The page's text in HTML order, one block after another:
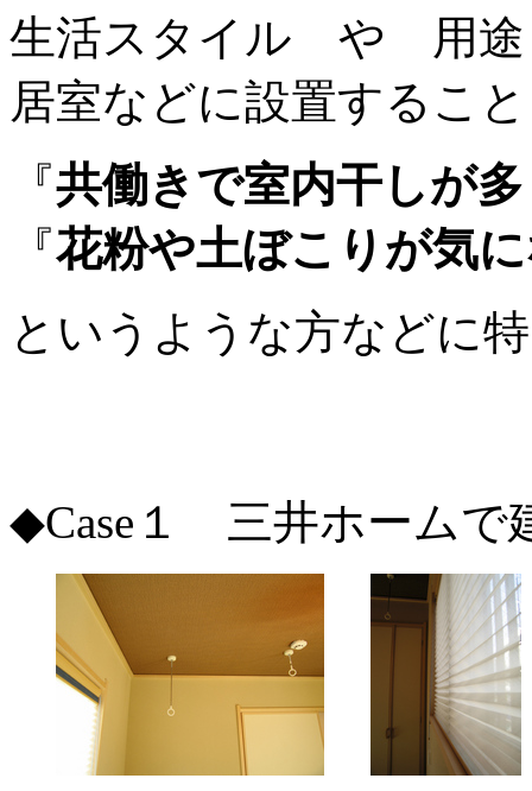
生活スタイル や 用
居室などに設置するこ
『共働きで室内干しが
『花粉や土ぼこりが気
というような方などに
◆Case１ 三井ホームで